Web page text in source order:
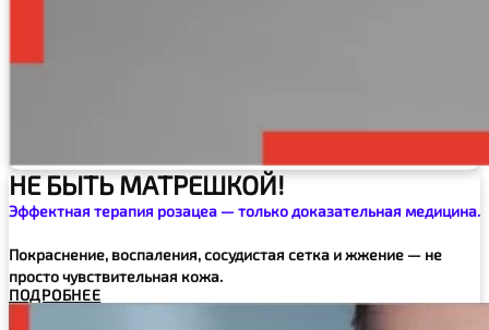
НЕ БЫТЬ МАТРЕШКОЙ!
Эффектная терапия розацеа — только доказательная медицина.
Покраснение, воспаления, сосудистая сетка и жжение — не
просто чувствительная кожа.
ПОДРОБНЕЕ